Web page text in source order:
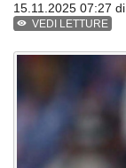
15.11.2025 07:27 di
VEDI LETTURE